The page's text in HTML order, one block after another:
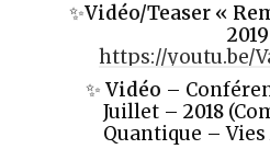
✨Vidéo/Teaser «
2019
https://youtu.be/
✨ Vidéo –
Juillet – 2018
Quantique –